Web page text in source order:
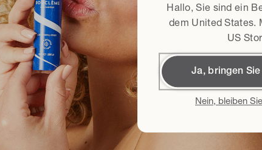
Es ist ganz einfach, einen UV-Schutz für Ihr Haar in Ihre
und für die Erhaltung gesunder Locken unerlässlich.
Curl Defence Spray
Lockenschutz-Spray
ist in diesem Sommer der beste
pflegende, nicht fettende Spray auf Wasserbasis
Umweltverschmutzung, Feuchtigkeit, Bürsten und
mit bis zu 230 Grad.
Hallo, Sie sind ein
dem United States.
US
Ja, bringen
Nein, bleiben